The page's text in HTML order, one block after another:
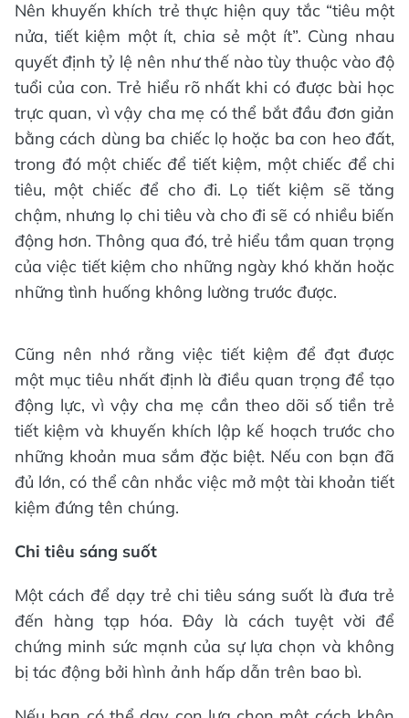
Nên khuyến khích trẻ thực hiện quy tắc “tiêu một
nửa, tiết kiệm một ít, chia sẻ một ít”. Cùng nhau
quyết định tỷ lệ nên như thế nào tùy thuộc vào độ
tuổi của con. Trẻ hiểu rõ nhất khi có được bài học
trực quan, vì vậy cha mẹ có thể bắt đầu đơn giản
bằng cách dùng ba chiếc lọ hoặc ba con heo đất,
trong đó một chiếc để tiết kiệm, một chiếc để chi
tiêu, một chiếc để cho đi. Lọ tiết kiệm sẽ tăng
chậm, nhưng lọ chi tiêu và cho đi sẽ có nhiều biến
động hơn. Thông qua đó, trẻ hiểu tầm quan trọng
của việc tiết kiệm cho những ngày khó khăn hoặc
những tình huống không lường trước được.
Cũng nên nhớ rằng việc tiết kiệm để đạt được
một mục tiêu nhất định là điều quan trọng để tạo
động lực, vì vậy cha mẹ cần theo dõi số tiền trẻ
tiết kiệm và khuyến khích lập kế hoạch trước cho
những khoản mua sắm đặc biệt. Nếu con bạn đã
đủ lớn, có thể cân nhắc việc mở một tài khoản tiết
kiệm đứng tên chúng.
Chi tiêu sáng suốt
Một cách để dạy trẻ chi tiêu sáng suốt là đưa trẻ
đến hàng tạp hóa. Đây là cách tuyệt vời để
chứng minh sức mạnh của sự lựa chọn và không
bị tác động bởi hình ảnh hấp dẫn trên bao bì.